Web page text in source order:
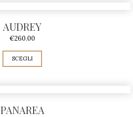
AUDREY
€260.00
SCEGLI
PANAREA